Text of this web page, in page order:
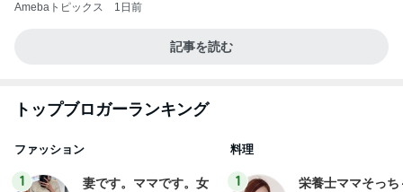
Amebaトピックス 1日前
記事を読む
トップブロガーランキング
ファッション
1
妻です。ママです。女
料理
1
栄養士ママそっち